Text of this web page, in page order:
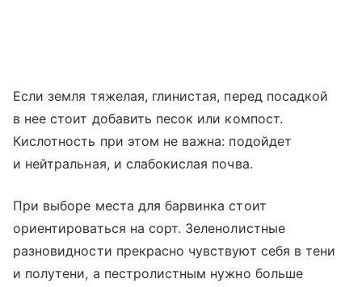
Если земля тяжелая, глинистая, перед посадкой
в нее стоит добавить песок или компост.
Кислотность при этом не важна: подойдет
и нейтральная, и слабокислая почва.
При выборе места для барвинка стоит
ориентироваться на сорт. Зеленолистные
разновидности прекрасно чувствуют себя в тени
и полутени, а пестролистным нужно больше